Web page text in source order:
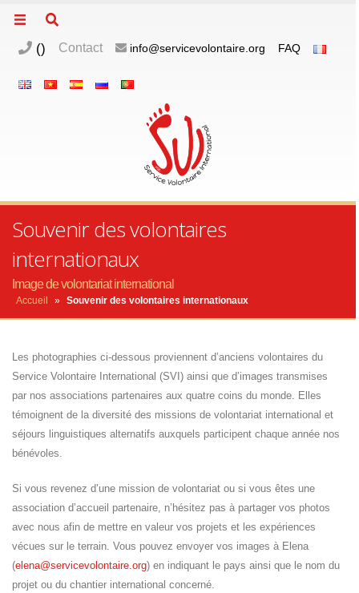
() Contact info@servicevolontaire.org FAQ
Souvenir des volontaires
internationaux
Image de volontariat international
Accueil » Souvenir des volontaires internationaux
Les photographies ci-dessous proviennent d’anciens volontaires du
Service Volontaire International (SVI) ainsi que d’images transmises
par nos associations partenaires aux quatre coins du monde. Elles
témoignent de la diversité des missions de volontariat international et
séjours linguistiques alternatifs auxquels participent chaque année nos
bénévoles.
Si vous revenez d’une mission de volontariat ou si vous êtes une
association d’accueil partenaire, n’hésitez pas à partager vos photos
avec nous afin de mettre en valeur vos projets et les expériences
vécues sur le terrain. Vous pouvez envoyer vos images à Elena
(elena@servicevolontaire.org) en indiquant le pays ainsi que le nom du
projet ou du chantier international concerné.
Islande
Russie
Pérou
Chine
Espagne